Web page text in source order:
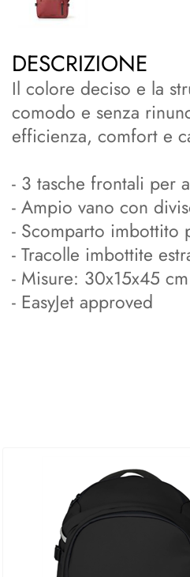
DESCRIZIONE
Il colore deciso e la
comodo e senza
efficienza, comfort e
- 3 tasche frontali per
- Ampio vano con
- Scomparto imbottito
- Tracolle imbottite
- Misure: 30x15x45 cm
- EasyJet approved